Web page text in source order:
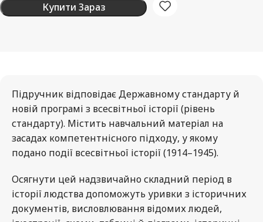
Купити Зараз
Підручник відповідає Державному стандарту й
новій програмі з всесвітньої історії (рівень
стандарту). Містить навчальний матеріал на
засадах компетентнісного підходу, у якому
подано події всесвітньої історії (1914–1945).
Осягнути цей надзвичайно складний період в
історії людства допоможуть уривки з історичних
документів, висловлювання відомих людей,